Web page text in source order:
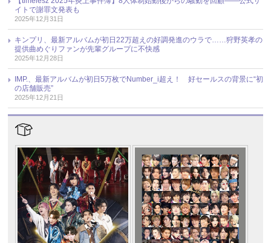
イトで謝罪文発表も
2025年12月31日
キンプリ、最新アルバムが初日22万超えの好調発進のウラで……狩野英孝の
提供曲めぐりファンが先輩グループに不快感
2025年12月28日
IMP.、最新アルバムが初日5万枚でNumber_i超え！ 好セールスの背景に“初
の店舗販売”
2025年12月21日